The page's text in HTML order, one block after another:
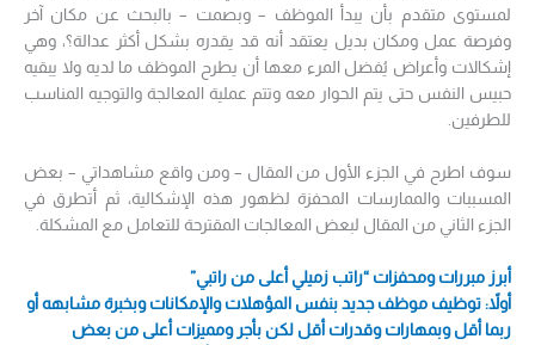
لمستوى متقدم بأن يبدأ الموظف – وبصمت – بالبحث عن مكان آخر
وفرصة عمل ومكان بديل يعتقد أنه قد يقدره بشكل أكثر عدالة؟، وهي
إشكالات وأعراض يُفضل المرء معها أن يطرح الموظف ما لديه ولا يبقيه
حبيس النفس حتى يتم الحوار معه وتتم عملية المعالجة والتوجيه المناسب
للطرفين.
سوف اطرح في الجزء الأول من المقال – ومن واقع مشاهداتي – بعض
المسببات والممارسات المحفزة لظهور هذه الإشكالية، ثم أتطرق في
الجزء الثاني من المقال لبعض المعالجات المقترحة للتعامل مع المشكلة.
أبرز مبررات ومحفزات “راتب زميلي أعلى من راتبي”
أولاً: توظيف موظف جديد بنفس المؤهلات والإمكانات وبخبرة مشابهه أو
ربما أقل وبمهارات وقدرات أقل لكن بأجر ومميزات أعلى من بعض